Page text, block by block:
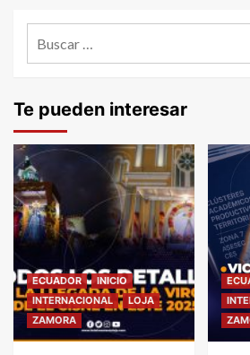
entradas
Te pueden interesar
ECUADOR
INICIO
INTERNACIONAL
LOJA
ZAMORA